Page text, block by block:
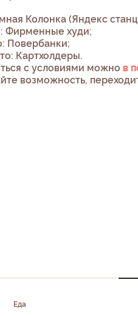
Колонка (Яндекс
Фирменные худи;
Повербанки;
Картхолдеры.
с условиями можно в
возможность,
Еда